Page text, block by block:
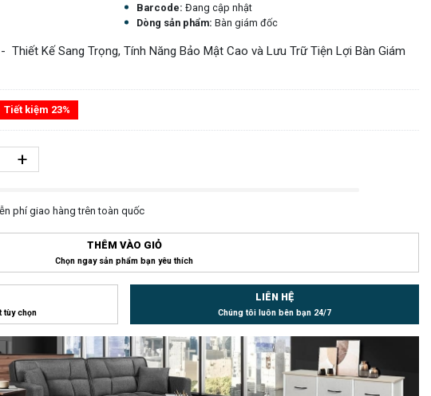
Barcode: Đang cập nhật
Dòng sản phẩm: Bàn giám đốc
Thiết Kế Sang Trọng, Tính Năng Bảo Mật Cao và Lưu Trữ Tiện Lợi Bàn Giám
Tiết kiệm 23%
+
phí giao hàng trên toàn quốc
THÊM VÀO GIỎ
Chọn ngay sản phẩm bạn yêu thích
tùy chọn
LIÊN HỆ
Chúng tôi luôn bên bạn 24/7